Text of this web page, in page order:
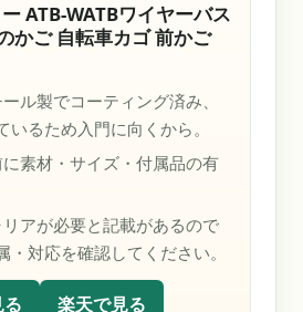
ATB-WATBワイヤーバス
かご 自転車カゴ 前かご
ル製でコーティング済み、
いるため入門に向くから。
素材・サイズ・付属品の有
アが必要と記載があるので
・対応を確認してください。
楽天で見る